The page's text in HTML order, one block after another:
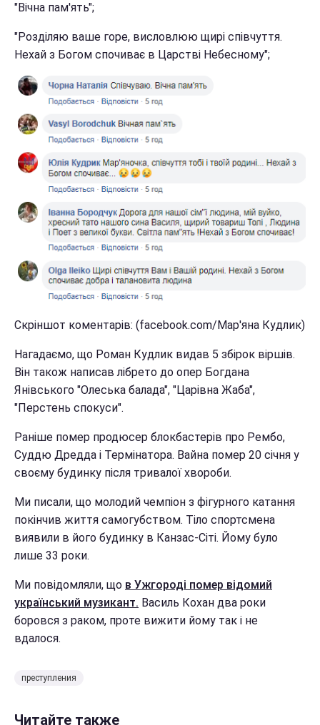
"Вічна пам'ять";
"Розділяю ваше горе, висловлюю щирі співчуття.
Нехай з Богом спочиває в Царстві Небесному";
Скріншот коментарів: (facebook.com/Мар'яна Кудлик)
Нагадаємо, що Роман Кудлик видав 5 збірок віршів.
Він також написав лібрето до опер Богдана
Янівського "Олеська балада", "Царівна Жаба",
"Перстень спокуси".
Раніше помер продюсер блокбастерів про Рембо,
Суддю Дредда і Термінатора. Вайна помер 20 січня у
своєму будинку після тривалої хвороби.
Ми писали, що молодий чемпіон з фігурного катання
покінчив життя самогубством. Тіло спортсмена
виявили в його будинку в Канзас-Сіті. Йому було
лише 33 роки.
Ми повідомляли, що в Ужгороді помер відомий
український музикант. Василь Кохан два роки
боровся з раком, проте вижити йому так і не
вдалося.
преступления
Читайте также